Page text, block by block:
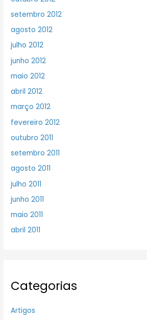
setembro 2012
agosto 2012
julho 2012
junho 2012
maio 2012
abril 2012
março 2012
fevereiro 2012
outubro 2011
setembro 2011
agosto 2011
julho 2011
junho 2011
maio 2011
abril 2011
Categorias
Artigos